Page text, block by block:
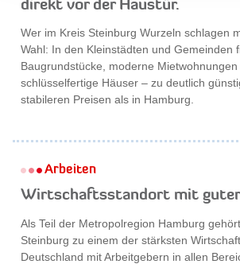
direkt vor der Haustür.
Wer im Kreis Steinburg Wurzeln schlagen
Wahl: In den Kleinstädten und Gemeinden
Baugrundstücke, moderne Mietwohnungen
schlüsselfertige Häuser – zu deutlich
stabileren Preisen als in Hamburg.
Arbeiten
Wirtschaftsstandort mit
Als Teil der Metropolregion Hamburg
Steinburg zu einem der stärksten
Deutschland mit Arbeitgebern in allen